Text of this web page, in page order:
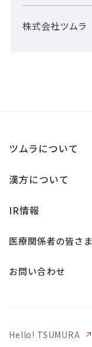
株式会社ツムラ
ツムラについて
漢方について
IR情報
医療関係者の皆さま
お問い合わせ
Hello! TSUMURA